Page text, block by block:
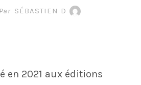
BANDE DESSINÉE
SÉBASTIEN D
en 2021 aux éditions